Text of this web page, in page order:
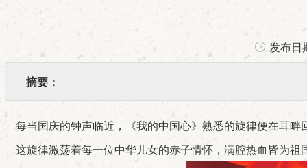
发布日
摘要：
每当国庆的钟声临近，《我的中国心》熟悉的旋律便在耳畔
这旋律激荡着每一位中华儿女的赤子情怀，满腔热血皆为祖